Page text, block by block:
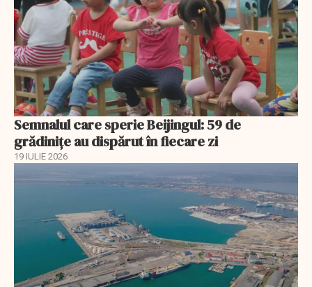
Semnalul care sperie Beijingul: 59 de
grădinițe au dispărut în fiecare zi
19 IULIE 2026